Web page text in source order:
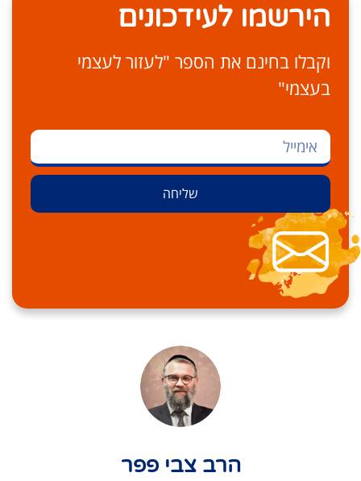
הירשמו לעידכונים
וקבלו בחינם את הספר "לעזור לעצמי
בעצמי"
שליחה
הרב צבי פפר